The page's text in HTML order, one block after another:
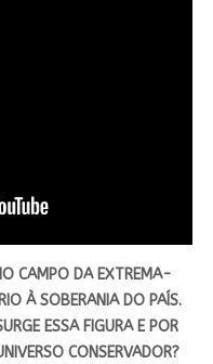
CAMPO DA EXTREMA-
À SOBERANIA DO PAÍS.
ESSA FIGURA E POR
CONSERVADOR?